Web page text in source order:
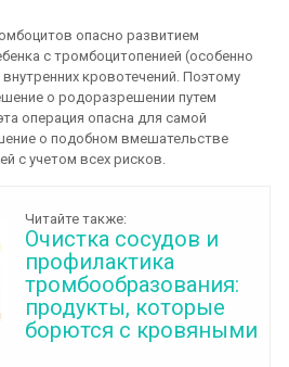
опасно развитием
с тромбоцитопенией (особенно
кровотечений. Поэтому
о родоразрешении путем
операция опасна для самой
о подобном вмешательстве
с учетом всех рисков.
Читайте также:
Очистка сосудов и
профилактика
тромбообразования:
продукты, которые
борются с кровяными